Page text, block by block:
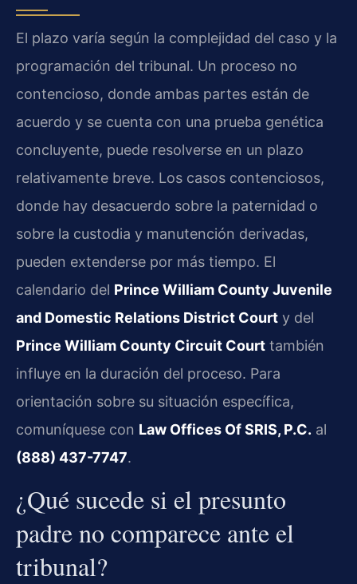
El plazo varía según la complejidad del caso y la
programación del tribunal. Un proceso no
contencioso, donde ambas partes están de
acuerdo y se cuenta con una prueba genética
concluyente, puede resolverse en un plazo
relativamente breve. Los casos contenciosos,
donde hay desacuerdo sobre la paternidad o
sobre la custodia y manutención derivadas,
pueden extenderse por más tiempo. El
calendario del Prince William County Juvenile
and Domestic Relations District Court y del
Prince William County Circuit Court también
influye en la duración del proceso. Para
orientación sobre su situación específica,
comuníquese con Law Offices Of SRIS, P.C. al
(888) 437-7747.
¿Qué sucede si el presunto
padre no comparece ante el
tribunal?